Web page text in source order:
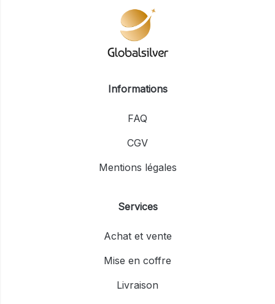
Informations
FAQ
CGV
Mentions légales
Services
Achat et vente
Mise en coffre
Livraison